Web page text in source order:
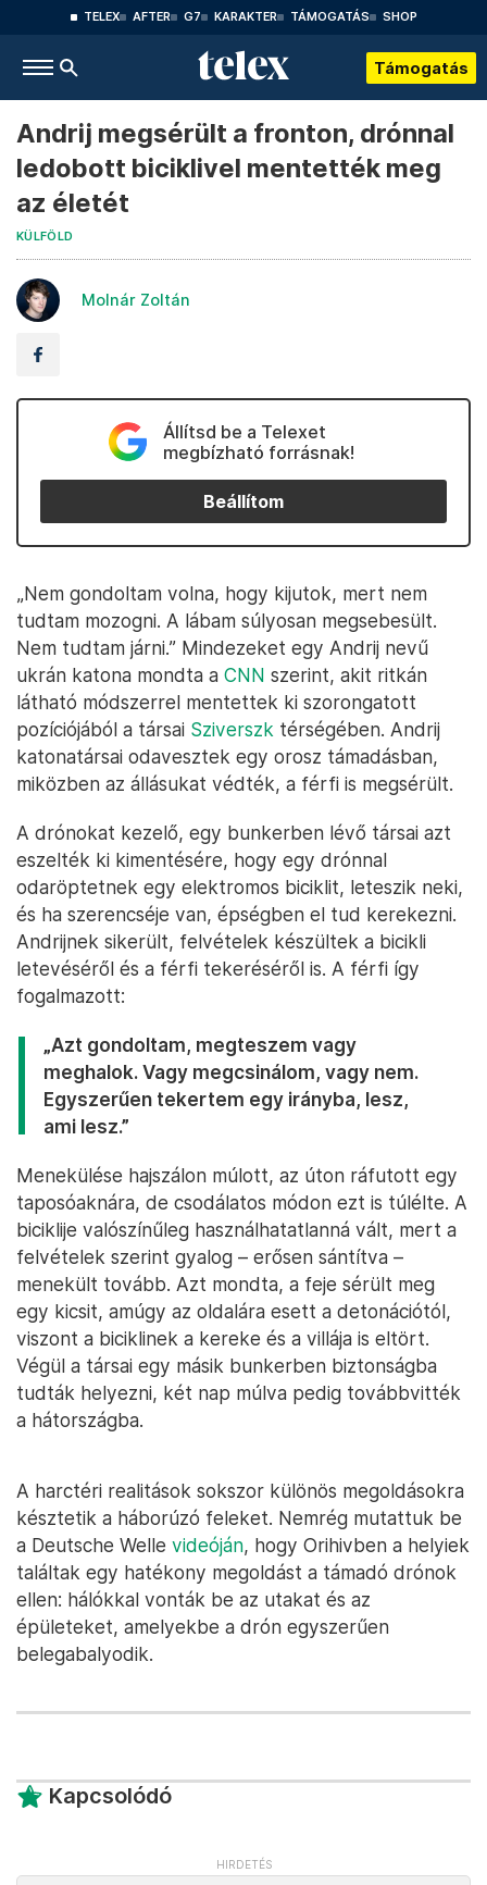
TELEX AFTER G7 KARAKTER TÁMOGATÁS SHOP
Támogatás
Andrij megsérült a fronton, drónnal
ledobott biciklivel mentették meg
az életét
KÜLFÖLD
Molnár Zoltán
Állítsd be a Telexet
megbízható forrásnak!
Beállítom
„Nem gondoltam volna, hogy kijutok, mert nem
tudtam mozogni. A lábam súlyosan megsebesült.
Nem tudtam járni.” Mindezeket egy Andrij nevű
ukrán katona mondta a CNN szerint, akit ritkán
látható módszerrel mentettek ki szorongatott
pozíciójából a társai Sziverszk térségében. Andrij
katonatársai odavesztek egy orosz támadásban,
miközben az állásukat védték, a férfi is megsérült.
A drónokat kezelő, egy bunkerben lévő társai azt
eszelték ki kimentésére, hogy egy drónnal
odaröptetnek egy elektromos biciklit, leteszik neki,
és ha szerencséje van, épségben el tud kerekezni.
Andrijnek sikerült, felvételek készültek a bicikli
letevéséről és a férfi tekeréséről is. A férfi így
fogalmazott:
„Azt gondoltam, megteszem vagy
meghalok. Vagy megcsinálom, vagy nem.
Egyszerűen tekertem egy irányba, lesz,
ami lesz.”
Menekülése hajszálon múlott, az úton ráfutott egy
taposóaknára, de csodálatos módon ezt is túlélte. A
biciklije valószínűleg használhatatlanná vált, mert a
felvételek szerint gyalog – erősen sántítva –
menekült tovább. Azt mondta, a feje sérült meg
egy kicsit, amúgy az oldalára esett a detonációtól,
viszont a biciklinek a kereke és a villája is eltört.
Végül a társai egy másik bunkerben biztonságba
tudták helyezni, két nap múlva pedig továbbvitték
a hátországba.
A harctéri realitások sokszor különös megoldásokra
késztetik a háborúzó feleket. Nemrég mutattuk be
a Deutsche Welle videóján, hogy Orihivben a helyiek
találtak egy hatékony megoldást a támadó drónok
ellen: hálókkal vonták be az utakat és az
épületeket, amelyekbe a drón egyszerűen
belegabalyodik.
Kapcsolódó